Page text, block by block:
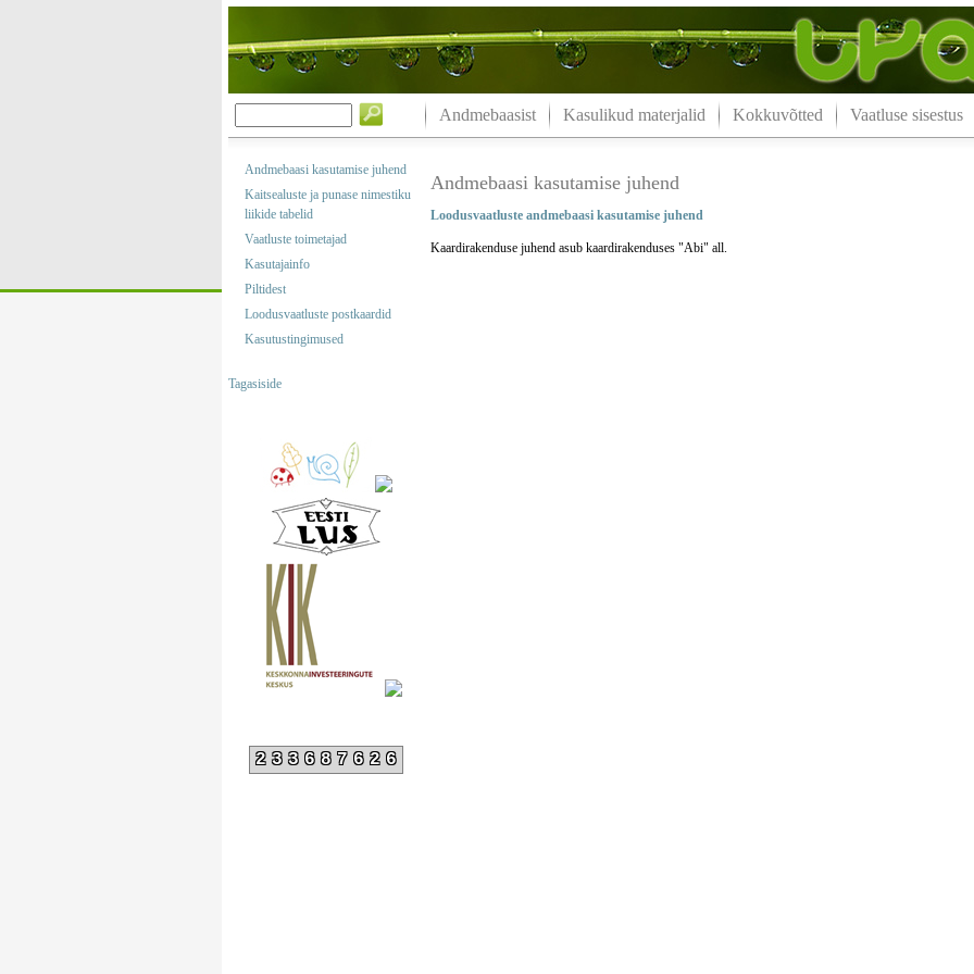
Andmebaasist Kasulikud materjalid Kokkuvõtted Vaatluse sisestus
Andmebaasi kasutamise juhend
Kaitsealuste ja punase nimestiku
liikide tabelid
Vaatluste toimetajad
Kasutajainfo
Piltidest
Loodusvaatluste postkaardid
Kasutustingimused
Tagasiside
233687626
Andmebaasi kasutamise juhend
Loodusvaatluste andmebaasi kasutamise juhend
Kaardirakenduse juhend asub kaardirakenduses "Abi" all.